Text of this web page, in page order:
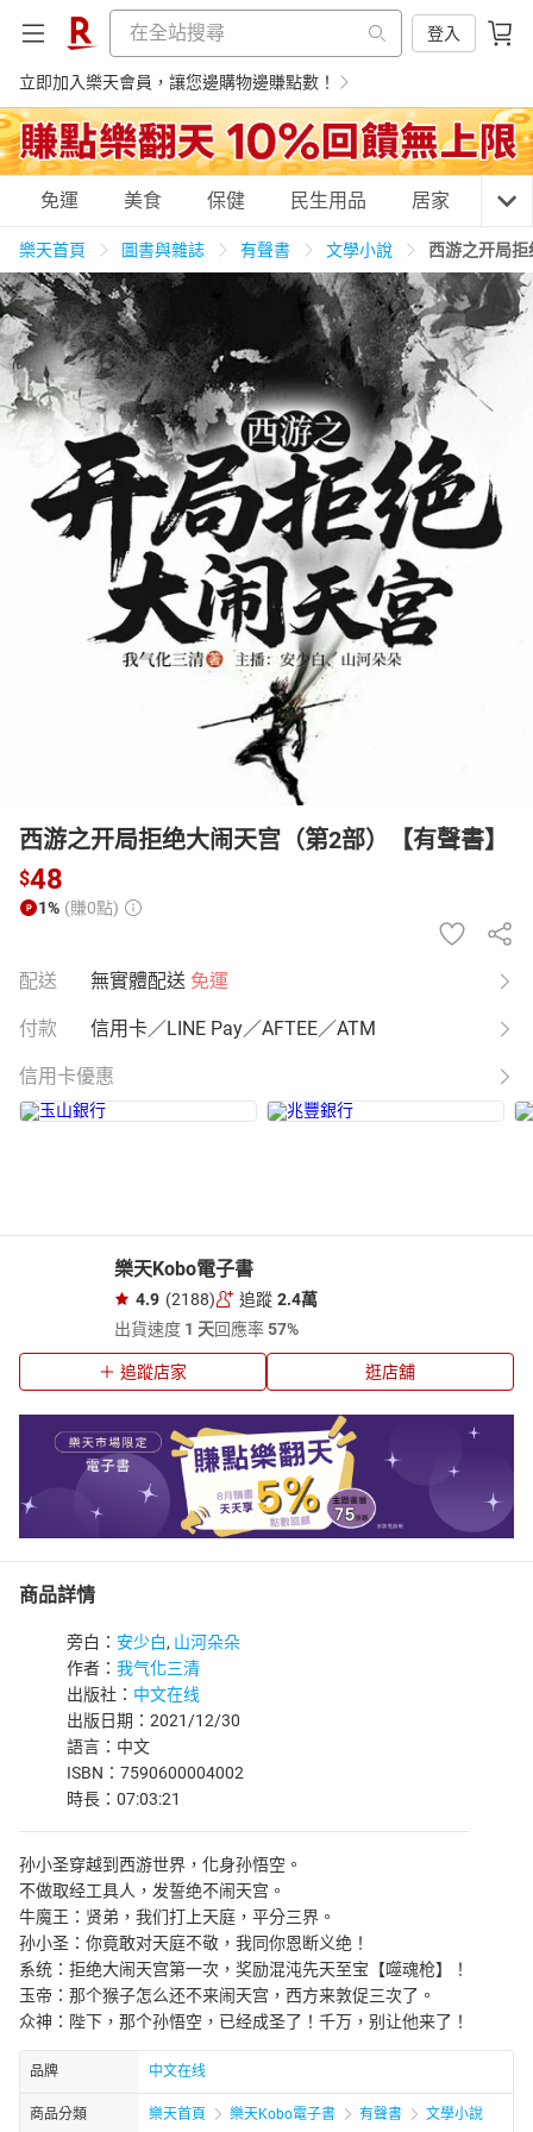
登入
立即加入樂天會員，讓您邊購物邊賺點數！
購物網分類
天天免運 養生保健 民生用品
居家生活 3C家電 運動休閒 親子玩具
女裝 男裝 化妝保養 情趣用品
電子/紙本書
HOT
免運 美食 保健 民生用品 居家 3C
樂天首頁 圖書與雜誌 有聲書 文學小說 西游之开局
西游之开局拒绝大闹天宫（第2部）【有聲書】
$48
1% (賺0點)
配送 無實體配送 免運
付款 信用卡／LINE Pay／AFTEE／ATM
信用卡優惠
樂天Kobo電子書
4.9 (2188) 追蹤 2.4萬
出貨速度 1 天回應率57%
追蹤店家 逛店舖
商品詳情
旁白： 安少白, 山河朵朵
作者： 我气化三清
出版社： 中文在线
出版日期：2021/12/30
語言：中文
ISBN：7590600004002
時長：07:03:21
孙小圣穿越到西游世界，化身孙悟空。
不做取经工具人，发誓绝不闹天宫。
牛魔王：贤弟，我们打上天庭，平分三界。
孙小圣：你竟敢对天庭不敬，我同你恩断义绝！
系统：拒绝大闹天宫第一次，奖励混沌先天至宝【噬魂枪】！
玉帝：那个猴子怎么还不来闹天宫，西方来敦促三次了。
众神：陛下，那个孙悟空，已经成圣了！千万，别让他来了！
品牌 中文在线
商品分類 樂天首頁 樂天Kobo電子書 有聲書 文學小說